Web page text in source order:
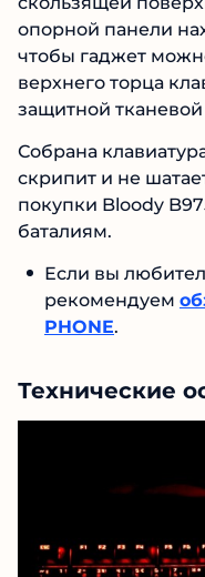
опорной панели
чтобы гаджет
верхнего торца
защитной тканевой
Собрана
скрипит и не
покупки Bloody
баталиям.
Если вы
рекомендуем
PHONE.
Технические